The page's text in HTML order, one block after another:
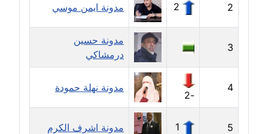
مدونة أمل الجزائرية
متوفي
مدونة أمل الخولي
عاملة
مدونة أمل درويش
2
2 مدونة ايمن موسي
3
مدونة حسين
درمشاكي
4
-2
مدونة نهلة حمودة
5
1 مدونة اشرف الكرم